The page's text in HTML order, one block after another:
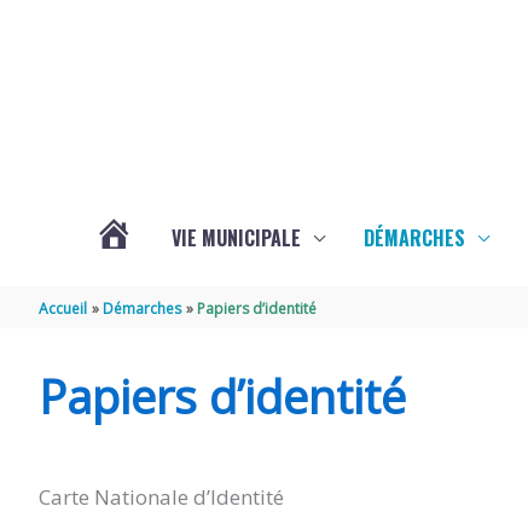
SOUBISE
VIE MUNICIPALE DÉMARCHES
Accueil Démarches Papiers d’identité
Papiers d’identité
Carte Nationale d’Identité